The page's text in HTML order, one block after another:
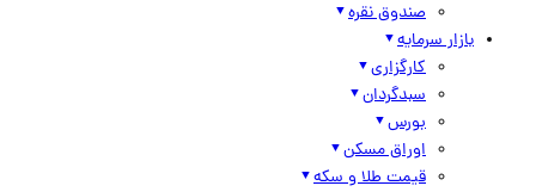
صندوق نقره
بازار سرمایه
کارگزاری
سبدگردان
بورس
اوراق مسکن
قیمت طلا و سکه